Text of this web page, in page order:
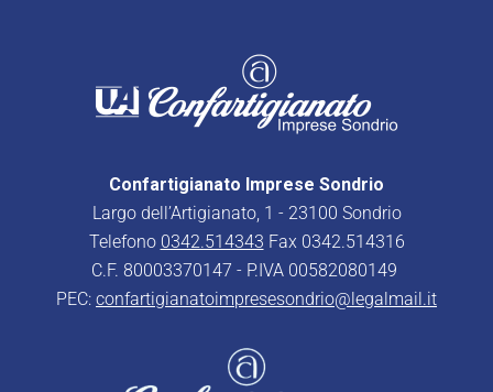
Confartigianato Imprese Sondrio
Largo dell’Artigianato, 1 - 23100 Sondrio
Telefono 0342.514343 Fax 0342.514316
C.F. 80003370147 - P.IVA 00582080149
PEC: confartigianatoimpresesondrio@legalmail.it